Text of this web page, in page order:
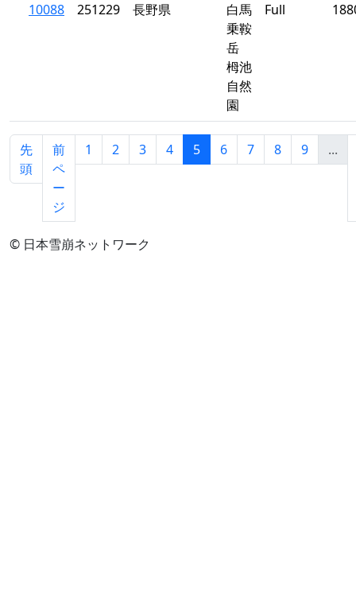
10088 251229 長野県
白馬
乗鞍
岳
栂池
自然
園
Full
先
頭
前
ペ
ー
ジ
1 2 3 4 5 6 7 8 9 ...
© 日本雪崩ネットワーク